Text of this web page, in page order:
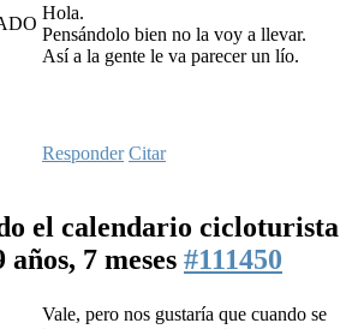
Hola.
Pensándolo bien no la voy a llevar.
Así a la gente le va parecer un lío.
Responder Citar
el calendario cicloturista
años, 7 meses #111450
Vale, pero nos gustaría que cuando se